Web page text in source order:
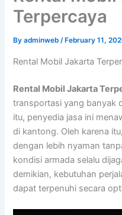
Terpercaya
Byadminweb/ February 11,
Rental Mobil Jakarta
Rental Mobil Jakarta
transportasi yang banyak
itu, penyedia jasa ini
di kantong. Oleh karena
dengan lebih nyaman
kondisi armada selalu
demikian, kebutuhan
dapat terpenuhi secara